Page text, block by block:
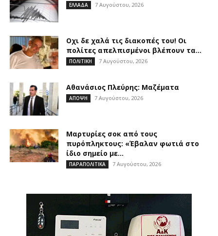
ΕΛΛΑΔΑ 7 Αυγούστου, 2026
Οχι δε χαλά τις διακοπές του! Οι
πολίτες απελπισμένοι βλέπουν τα...
ΠΟΛΙΤΙΚΗ 7 Αυγούστου, 2026
Αθανάσιος Πλεύρης: Μαζέματα
ΑΠΟΨΗ 7 Αυγούστου, 2026
Μαρτυρίες σοκ από τους
πυρόπληκτους: «Έβαλαν φωτιά στο
ίδιο σημείο με...
ΠΑΡΑΠΟΛΙΤΙΚΑ 7 Αυγούστου, 2026